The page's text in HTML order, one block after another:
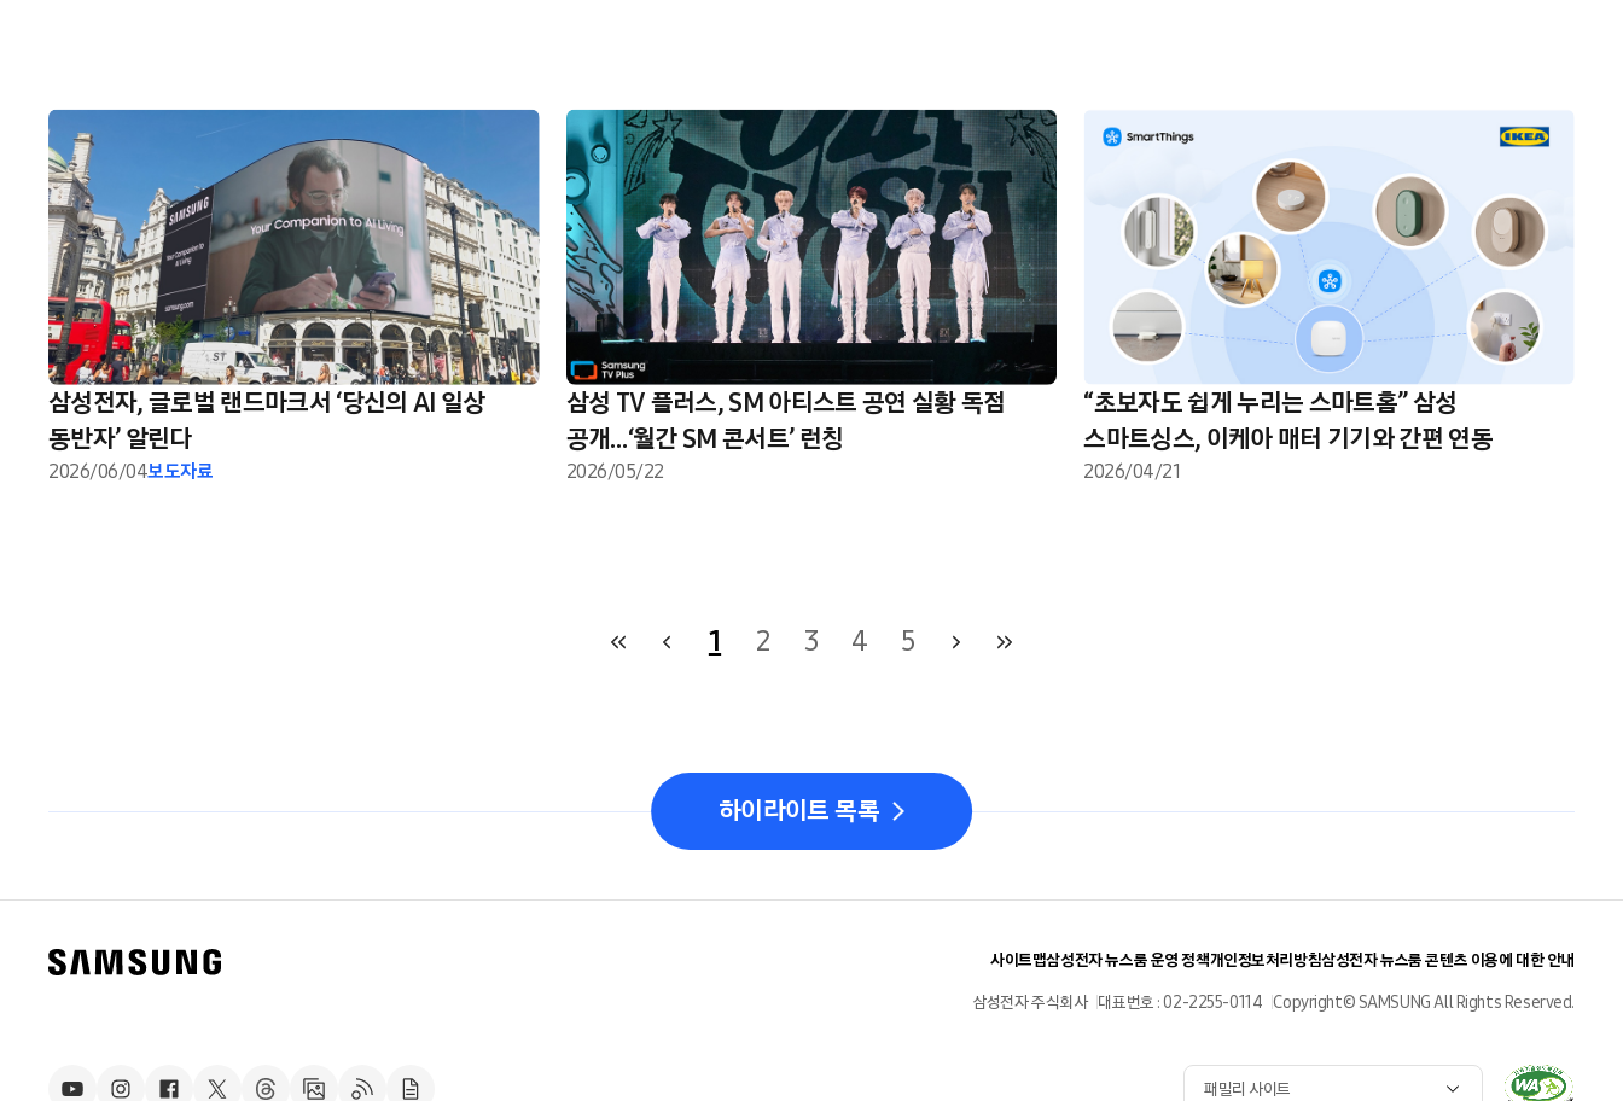
삼성전자, 글로벌 랜드마크서 ‘당신의 AI 일상
동반자’ 알린다
2026/06/04보도자료
삼성 TV 플러스, SM 아티스트 공연 실황 독점
공개…‘월간 SM 콘서트’ 런칭
2026/05/22
“초보자도 쉽게 누리는 스마트홈” 삼성
스마트싱스, 이케아 매터 기기와 간편 연동
2026/04/21
1 2 3 4 5
하이라이트 목록
사이트맵삼성전자 뉴스룸 운영 정책개인정보처리방침삼성전자 뉴스룸 콘텐츠 이용에 대한 안내
삼성전자 주식회사 대표번호 : 02-2255-0114 Copyright© SAMSUNG All Rights Reserved.
패밀리 사이트